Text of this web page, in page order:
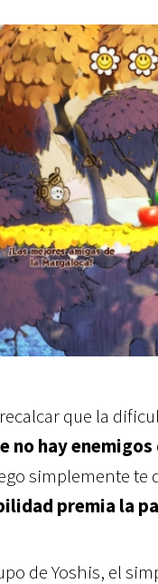
que la
no hay
simplemente te
premia la
de Yoshis, el